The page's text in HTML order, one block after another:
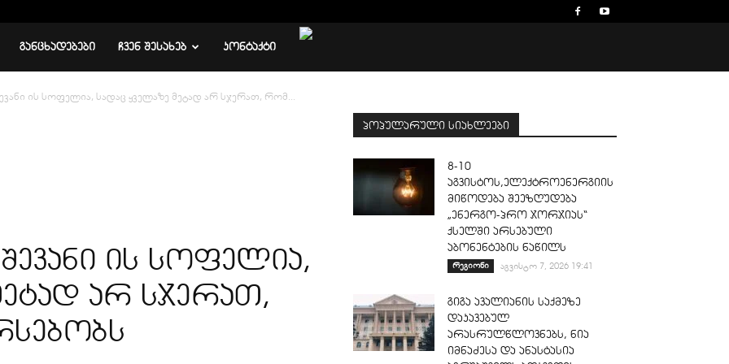
ᲒᲐᲜᲪᲮᲐᲓᲔᲑᲔᲑᲘ ᲩᲕᲔᲜ ᲨᲔᲡᲐᲮᲔᲑ ᲙᲝᲜᲢᲐᲥᲢᲘ
ის სოფელია, სადაც ყველაზე მეტად არ სჯერათ, რომ...
ის სოფელია,
არ სჯერათ,
პოპულარული სიახლეები
8-10
აგვისტოს,ელექტროენერგიის
მიწოდება შეეზღუდება
„ენერგო-პრო ჯორჯიას“
ქსელში არსებული
აბონენტების ნაწილს
რეგიონი აგვისტო 7, 2026 19:41
გიგა ავალიანის საქმეზე
დაკავებულ
არასრულწლოვნებს, ნია
იმნაძესა და ანასტასია